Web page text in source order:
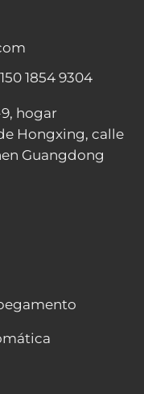
1854 9304
hogar
Hongxing, calle
Guangdong